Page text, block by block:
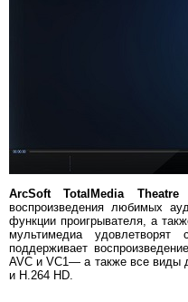
ArcSoft TotalMedia Theatre-
воспроизведения любимых
функции проигрывателя, а
мультимедиа удовлетворят
поддерживает
AVC и VC1— а также все виды
и H.264 HD.